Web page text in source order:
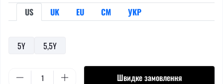
US UK EU СМ УКР
5Y 5,5Y
Швидке замовлення